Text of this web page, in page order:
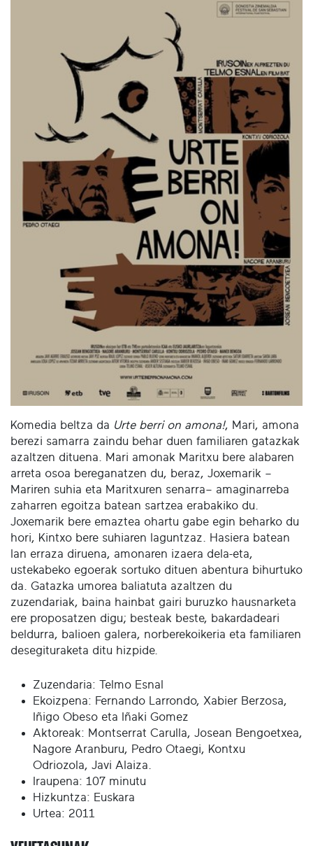
Komedia beltza da Urte berri on amona!, Mari, amona
berezi samarra zaindu behar duen familiaren gatazkak
azaltzen dituena. Mari amonak Maritxu bere alabaren
arreta osoa bereganatzen du, beraz, Joxemarik –
Mariren suhia eta Maritxuren senarra– amaginarreba
zaharren egoitza batean sartzea erabakiko du.
Joxemarik bere emaztea ohartu gabe egin beharko du
hori, Kintxo bere suhiaren laguntzaz. Hasiera batean
lan erraza diruena, amonaren izaera dela-eta,
ustekabeko egoerak sortuko dituen abentura bihurtuko
da. Gatazka umorea baliatuta azaltzen du
zuzendariak, baina hainbat gairi buruzko hausnarketa
ere proposatzen digu; besteak beste, bakardadeari
beldurra, balioen galera, norberekoikeria eta familiaren
desegituraketa ditu hizpide.
Zuzendaria: Telmo Esnal
Ekoizpena: Fernando Larrondo, Xabier Berzosa,
Iñigo Obeso eta Iñaki Gomez
Aktoreak: Montserrat Carulla, Josean Bengoetxea,
Nagore Aranburu, Pedro Otaegi, Kontxu
Odriozola, Javi Alaiza.
Iraupena: 107 minutu
Hizkuntza: Euskara
Urtea: 2011